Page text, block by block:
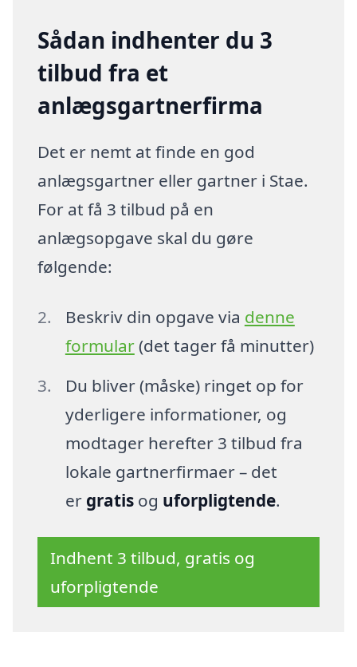
Sådan indhenter du 3
tilbud fra et
anlægsgartnerfirma
Det er nemt at finde en god
anlægsgartner eller gartner i Stae.
For at få 3 tilbud på en
anlægsopgave skal du gøre
følgende:
Beskriv din opgave via denne
formular(det tager få minutter)
Du bliver (måske) ringet op for
yderligere informationer, og
modtager herefter 3 tilbud fra
lokale gartnerfirmaer – det
er gratisog uforpligtende.
Indhent 3 tilbud, gratis og
uforpligtende